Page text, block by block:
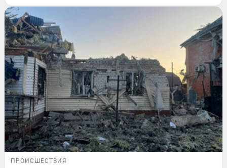
ПРОИСШЕСТВИЯ